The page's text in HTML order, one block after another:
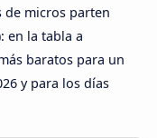
de micros parten
en la tabla a
baratos para un
y para los días